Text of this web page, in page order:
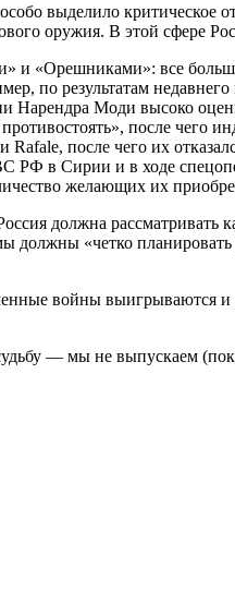
выделило
оружия. В этой сфере
и «Орешниками»: все
по результатам
Моди высоко
после чего
после чего их
РФ в Сирии и в ходе
желающих их
должна рассматривать
«четко
войны выигрываются
— мы не выпускаем